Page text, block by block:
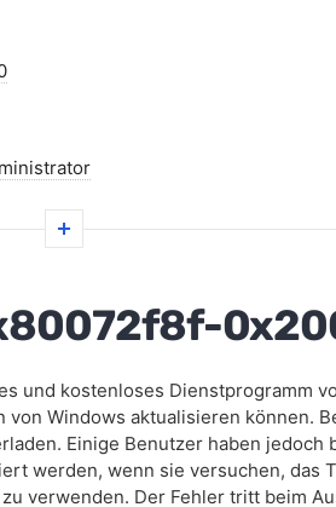
und kostenloses Dienstprogramm
Windows aktualisieren können.
Einige Benutzer haben jedoch
werden, wenn sie versuchen, das
verwenden. Der Fehler tritt beim